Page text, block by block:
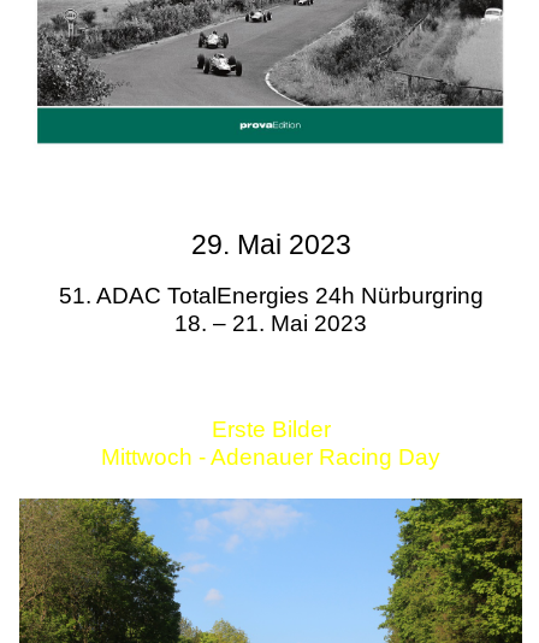
29. Mai 2023
51. ADAC TotalEnergies 24h Nürburgring
18. – 21. Mai 2023
Erste Bilder
Mittwoch - Adenauer Racing Day